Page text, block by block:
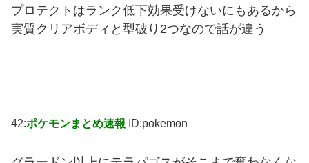
プロテクトはランク低下効果受けないにもあるから
実質クリアボディと型破り2つなので話が違う
42:ポケモンまとめ速報 ID:pokemon